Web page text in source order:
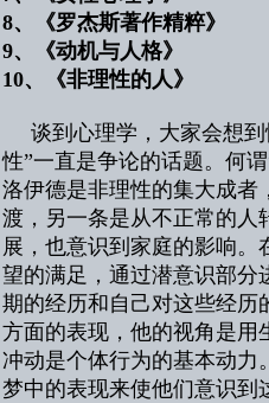
8、《罗杰斯著作精粹
9、《动机与人格
10、《非理性的人》
谈到心理学，大家会想
性”一直是争论的话题。何
洛伊德是非理性的集大成者
渡，另一条是从不正常的人
展，也意识到家庭的影响。
望的满足，通过潜意识部分
期的经历和自己对这些经历
方面的表现，他的视角是用
冲动是个体行为的基本动力
梦中的表现来使他们意识到